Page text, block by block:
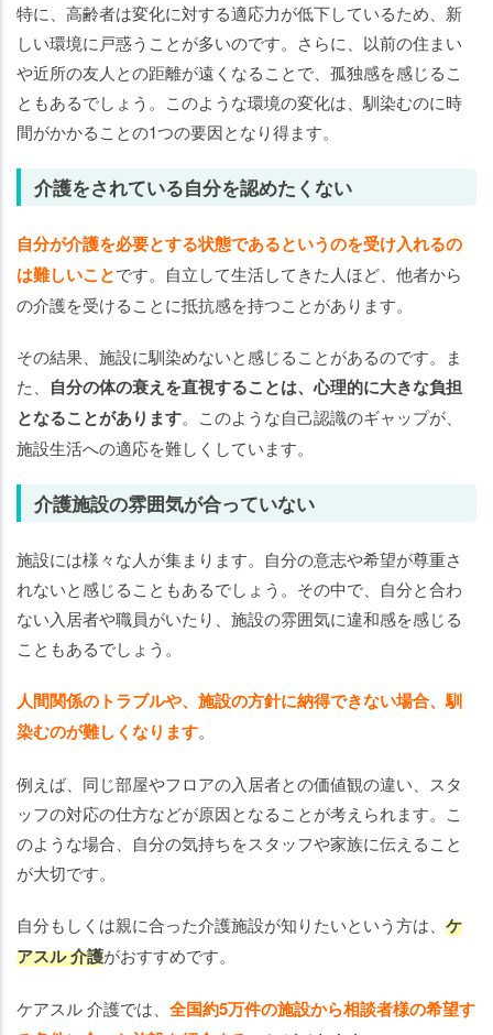
特に、高齢者は変化に対する適応力が低下しているため、新
しい環境に戸惑うことが多いのです。さらに、以前の住まい
や近所の友人との距離が遠くなることで、孤独感を感じるこ
ともあるでしょう。このような環境の変化は、馴染むのに時
間がかかることの1つの要因となり得ます。
介護をされている自分を認めたくない
自分が介護を必要とする状態であるというのを受け入れるの
は難しいことです。自立して生活してきた人ほど、他者から
の介護を受けることに抵抗感を持つことがあります。
その結果、施設に馴染めないと感じることがあるのです。ま
た、 自分の体の衰えを直視することは、心理的に大きな負担
となることがあります。このような自己認識のギャップが、
施設生活への適応を難しくしています。
介護施設の雰囲気が合っていない
施設には様々な人が集まります。自分の意志や希望が尊重さ
れないと感じることもあるでしょう。その中で、自分と合わ
ない入居者や職員がいたり、施設の雰囲気に違和感を感じる
こともあるでしょう。
人間関係のトラブルや、施設の方針に納得できない場合、馴
染むのが難しくなります。
例えば、同じ部屋やフロアの入居者との価値観の違い、スタ
ッフの対応の仕方などが原因となることが考えられます。こ
のような場合、自分の気持ちをスタッフや家族に伝えること
が大切です。
自分もしくは親に合った介護施設が知りたいという方は、 ケ
アスル 介護がおすすめです。
ケアスル 介護では、 全国約5万件の施設から相談者様の希望す